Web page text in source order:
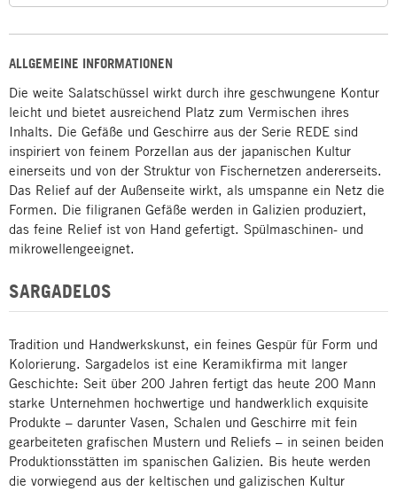
ALLGEMEINE INFORMATIONEN
Die weite Salatschüssel wirkt durch ihre geschwungene Kontur
leicht und bietet ausreichend Platz zum Vermischen ihres
Inhalts. Die Gefäße und Geschirre aus der Serie REDE sind
inspiriert von feinem Porzellan aus der japanischen Kultur
einerseits und von der Struktur von Fischernetzen andererseits.
Das Relief auf der Außenseite wirkt, als umspanne ein Netz die
Formen. Die filigranen Gefäße werden in Galizien produziert,
das feine Relief ist von Hand gefertigt. Spülmaschinen- und
mikrowellengeeignet.
SARGADELOS
Tradition und Handwerkskunst, ein feines Gespür für Form und
Kolorierung. Sargadelos ist eine Keramikfirma mit langer
Geschichte: Seit über 200 Jahren fertigt das heute 200 Mann
starke Unternehmen hochwertige und handwerklich exquisite
Produkte – darunter Vasen, Schalen und Geschirre mit fein
gearbeiteten grafischen Mustern und Reliefs – in seinen beiden
Produktionsstätten im spanischen Galizien. Bis heute werden
die vorwiegend aus der keltischen und galizischen Kultur